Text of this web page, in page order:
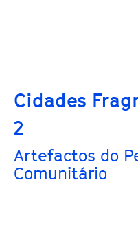
Cidades
2
Artefactos do
Comunitário